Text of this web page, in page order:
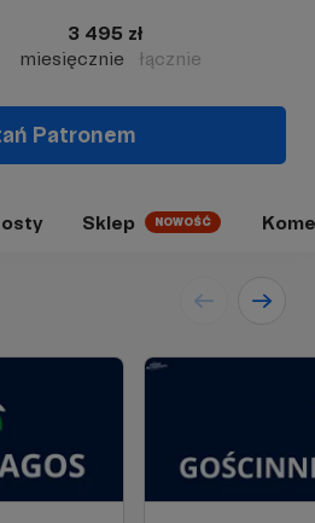
3 495 zł
miesięcznie
łącznie
Patronem
Sklep NOWOŚĆ